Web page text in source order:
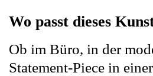
Wo passt dieses
Ob im Büro, in der
Statement-Piece in